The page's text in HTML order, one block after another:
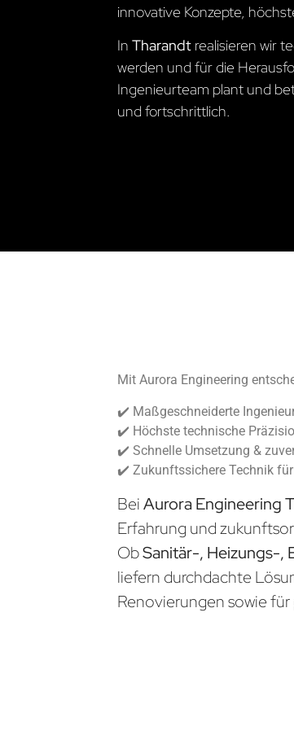
innovative Konzepte,
InTharandt realisieren wir
werden und für die
Ingenieurteam plant und
und fortschrittlich.
Mit Aurora Engineering
✔️ Maßgeschneiderte
✔️ Höchste technische
✔️ Schnelle Umsetzung &
✔️ Zukunftssichere Technik
BeiAurora Engineering
Erfahrung und
ObSanitär-, Heizungs-,
liefern durchdachte
Renovierungen sowie